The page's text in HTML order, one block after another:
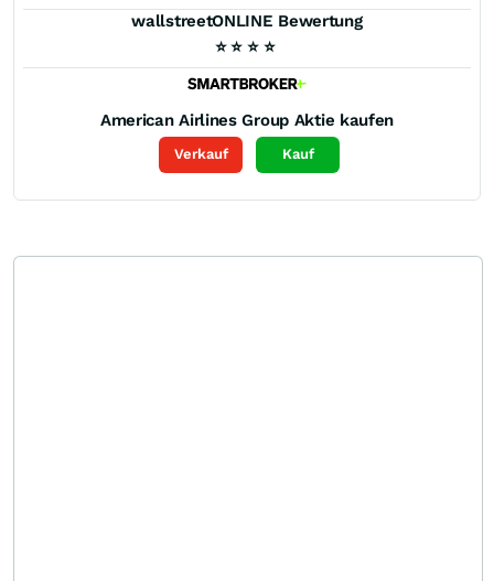
wallstreetONLINE Bewertung
⭐ ⭐ ⭐ ⭐
American Airlines Group Aktie kaufen
Verkauf Kauf